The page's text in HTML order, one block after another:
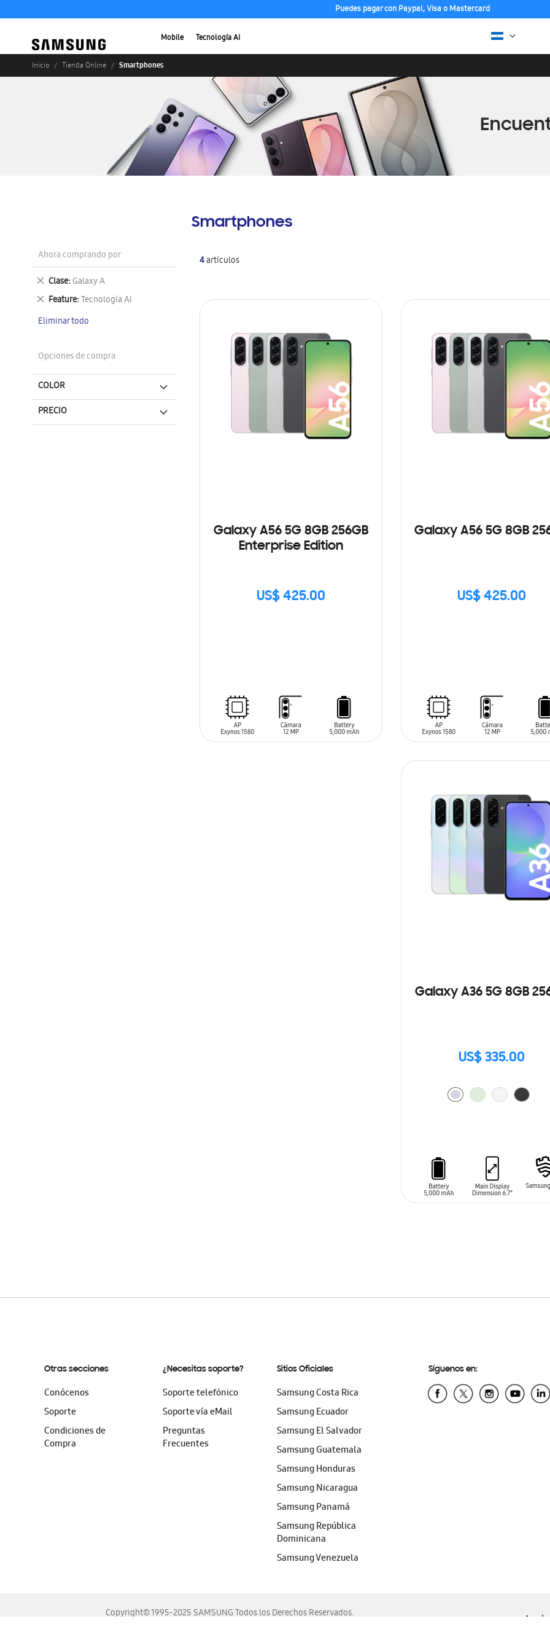
Puedes pagar con Paypal, Visa o Mastercard
Mobile Tecnología AI
Inicio Tienda Online Smartphones
Smartphones
4artículos
Galaxy A56 5G 8GB 256GB
Enterprise Edition
US$ 425.00
SIN
Galaxy A56 5G 8GB
US$ 425.00
SIN
Galaxy A36 5G 8GB
US$ 335.00
Ahora comprando por
Clase Galaxy A
Eliminar
este
artículo
Feature Tecnología AI
Eliminar
artículo
Eliminar todo
Opciones de compra
COLOR
PRECIO
Otras secciones
Conócenos
Soporte
Condiciones de
Compra
¿Necesitas soporte?
Soporte telefónico
Soporte vía eMail
Preguntas
Frecuentes
Sitios Oficiales
Samsung Costa Rica
Samsung Ecuador
Samsung El Salvador
Samsung Guatemala
Samsung Honduras
Samsung Nicaragua
Samsung Panamá
Samsung República
Dominicana
Samsung Venezuela
Síguenos en:
Copyright© 1995-2025 SAMSUNG Todos los Derechos Reservados.